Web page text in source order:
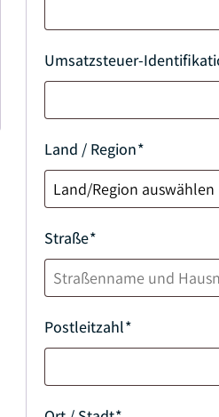
Umsatzsteuer-
Land / Region*
Straße*
Postleitzahl*